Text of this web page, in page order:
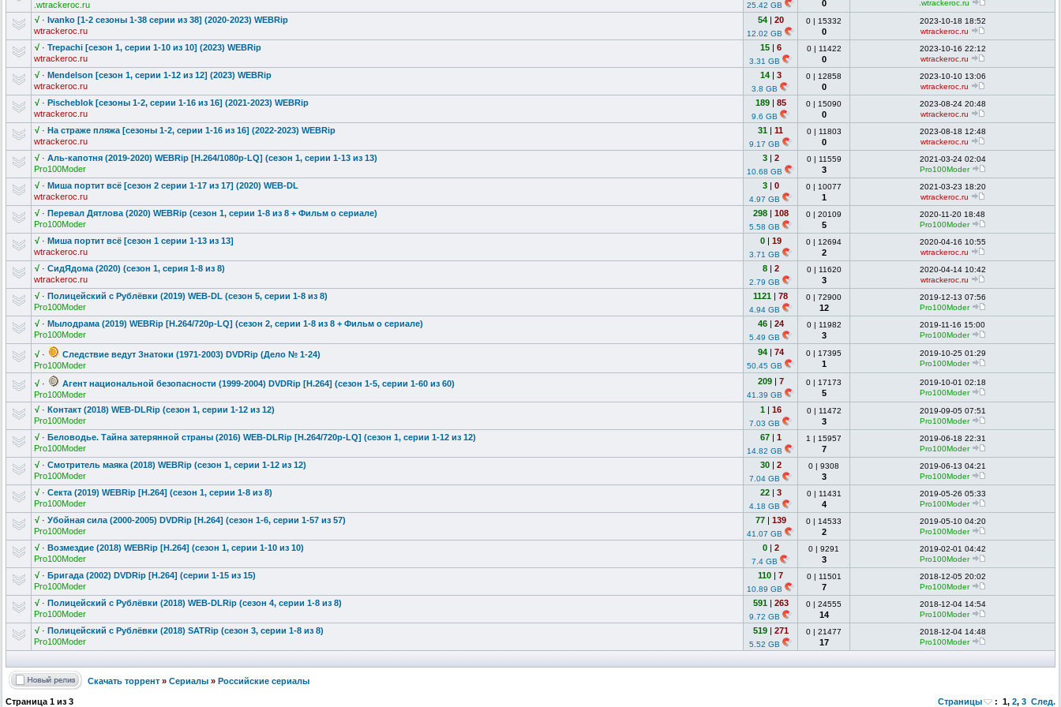
.wtrackeroc.ru
25.42 GB 0
.wtrackeroc.ru
√ · Ivanko [1-2 сезоны 1-38 серии из 38] (2020-2023) WEBRip
wtrackeroc.ru
54| 20
12.02 GB
0 | 15332
0
2023-10-18 18:52
wtrackeroc.ru
√ · Trepachi [сезон 1, серии 1-10 из 10] (2023) WEBRip
wtrackeroc.ru
15| 6
3.31 GB
0 | 11422
0
2023-10-16 22:12
wtrackeroc.ru
√ · Mendelson [сезон 1, серии 1-12 из 12] (2023) WEBRip
wtrackeroc.ru
14| 3
3.8 GB
0 | 12858
0
2023-10-10 13:06
wtrackeroc.ru
√ · Pischeblok [сезоны 1-2, серии 1-16 из 16] (2021-2023) WEBRip
wtrackeroc.ru
189| 85
9.6 GB
0 | 15090
0
2023-08-24 20:48
wtrackeroc.ru
√ · На страже пляжа [сезоны 1-2, серии 1-16 из 16] (2022-2023) WEBRip
wtrackeroc.ru
31 | 11
9.17 GB
0 | 11803
0
2023-08-18 12:48
wtrackeroc.ru
√ · Аль-капотня (2019-2020) WEBRip [H.264/1080p-LQ] (сезон 1, серии 1-13 из 13)
Pro100Moder
3| 2
10.68 GB
0 | 11559
3
2021-03-24 02:04
Pro100Moder
√ · Миша портит всё [сезон 2 серии 1-17 из 17] (2020) WEB-DL
wtrackeroc.ru
3| 0
4.97 GB
0 | 10077
1
2021-03-23 18:20
wtrackeroc.ru
√ · Перевал Дятлова (2020) WEBRip (сезон 1, серии 1-8 из 8 + Фильм о сериале)
Pro100Moder
298| 108
5.58 GB
0 | 20109
5
2020-11-20 18:48
Pro100Moder
√ · Миша портит всё [сезон 1 серии 1-13 из 13]
wtrackeroc.ru
0| 19
3.71 GB
0 | 12694
2
2020-04-16 10:55
wtrackeroc.ru
√ · CидЯдома (2020) (сезон 1, серия 1-8 из 8)
wtrackeroc.ru
8| 2
2.79 GB
0 | 11620
3
2020-04-14 10:42
wtrackeroc.ru
√ · Полицейский с Рублёвки (2019) WEB-DL (сезон 5, серии 1-8 из 8)
Pro100Moder
1121 | 78
4.94 GB
0 | 72900
12
2019-12-13 07:56
Pro100Moder
√ · Мылодрама (2019) WEBRip [H.264/720p-LQ] (сезон 2, серии 1-8 из 8 + Фильм о сериале)
Pro100Moder
46| 24
5.49 GB
0 | 11982
3
2019-11-16 15:00
Pro100Moder
√ ·
Следствие ведут Знатоки (1971-2003) DVDRip (Дело № 1-24)
Pro100Moder
94| 74
50.45 GB
0 | 17395
1
2019-10-25 01:29
Pro100Moder
√ · Агент национальной безопасности (1999-2004) DVDRip [H.264] (сезон 1-5, серии 1-60 из 60)
Pro100Moder
209| 7
41.39 GB
0 | 17173
5
2019-10-01 02:18
Pro100Moder
√ · Контакт (2018) WEB-DLRip (сезон 1, серии 1-12 из 12)
Pro100Moder
1| 16
7.03 GB
0 | 11472
3
2019-09-05 07:51
Pro100Moder
√ · Беловодье. Тайна затерянной страны (2016) WEB-DLRip [H.264/720p-LQ] (сезон 1, серии 1-12 из 12)
Pro100Moder
67| 1
14.82 GB
1 | 15957
7
2019-06-18 22:31
Pro100Moder
√ · Смотритель маяка (2018) WEBRip (сезон 1, серии 1-12 из 12)
Pro100Moder
30| 2
7.04 GB
0 | 9308
3
2019-06-13 04:21
Pro100Moder
√ · Секта (2019) WEBRip [H.264] (сезон 1, серии 1-8 из 8)
Pro100Moder
22| 3
4.18 GB
0 | 11431
4
2019-05-26 05:33
Pro100Moder
√ · Убойная сила (2000-2005) DVDRip [H.264] (сезон 1-6, серии 1-57 из 57)
Pro100Moder
77| 139
41.07 GB
0 | 14533
2
2019-05-10 04:20
Pro100Moder
√ · Возмездие (2018) WEBRip [H.264] (сезон 1, серии 1-10 из 10)
Pro100Moder
0| 2
7.4 GB
0 | 9291
3
2019-02-01 04:42
Pro100Moder
√ · Бригада (2002) DVDRip [H.264] (серии 1-15 из 15)
Pro100Moder
110 | 7
10.89 GB
0 | 11501
7
2018-12-05 20:02
Pro100Moder
√ · Полицейский с Рублёвки (2018) WEB-DLRip (сезон 4, серии 1-8 из 8)
Pro100Moder
591| 263
9.72 GB
0 | 24555
14
2018-12-04 14:54
Pro100Moder
√ · Полицейский с Рублёвки (2018) SATRip (сезон 3, серии 1-8 из 8)
Pro100Moder
519| 271
5.52 GB
0 | 21477
17
2018-12-04 14:48
Pro100Moder
Скачать торрент » Сериалы » Российские сериалы
Страница 1 из 3 Страницы : 1, 2, 3 След.